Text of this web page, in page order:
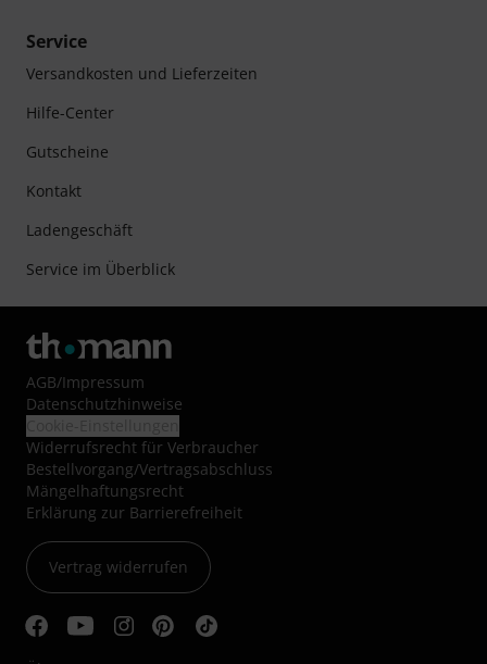
Service
Versandkosten und Lieferzeiten
Hilfe-Center
Gutscheine
Kontakt
Ladengeschäft
Service im Überblick
AGB/Impressum
Datenschutzhinweise
Widerrufsrecht für Verbraucher
Bestellvorgang/Vertragsabschluss
Mängelhaftungsrecht
Erklärung zur Barrierefreiheit
Vertrag widerrufen